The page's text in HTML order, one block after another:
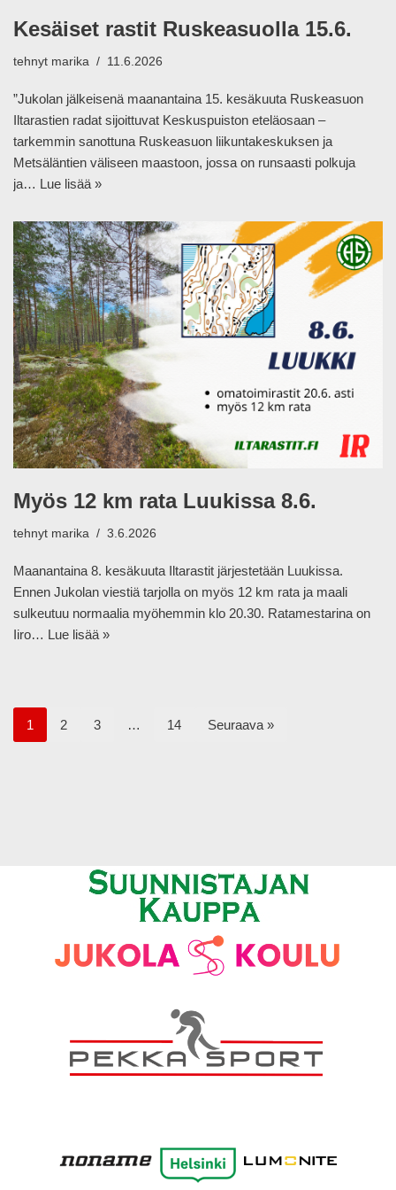
Kesäiset rastit Ruskeasuolla 15.6.
tehnyt marika 11.6.2026
”Jukolan jälkeisenä maanantaina 15. kesäkuuta Ruskeasuon
Iltarastien radat sijoittuvat Keskuspuiston eteläosaan –
tarkemmin sanottuna Ruskeasuon liikuntakeskuksen ja
Metsäläntien väliseen maastoon, jossa on runsaasti polkuja
ja… Lue lisää »
Myös 12 km rata Luukissa 8.6.
tehnyt marika 3.6.2026
Maanantaina 8. kesäkuuta Iltarastit järjestetään Luukissa.
Ennen Jukolan viestiä tarjolla on myös 12 km rata ja maali
sulkeutuu normaalia myöhemmin klo 20.30. Ratamestarina on
Iiro… Lue lisää »
1 2 3 … 14 Seuraava »